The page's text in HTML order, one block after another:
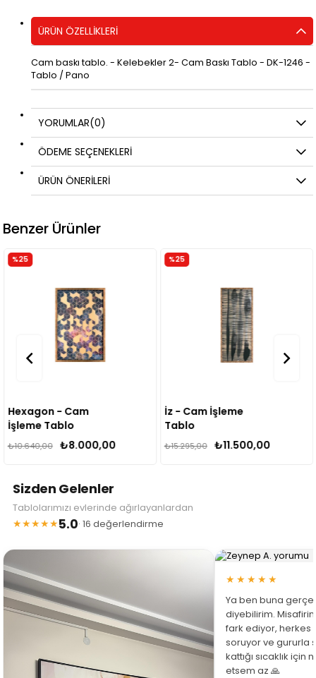
ÜRÜN ÖZELLIKLERI
Cam baskı tablo. - Kelebekler 2- Cam Baskı Tablo - DK-1246 -
Tablo / Pano
YORUMLAR(0)
ÖDEME SEÇENEKLERI
ÜRÜN ÖNERILERI
Benzer Ürünler
Hexagon - Cam
İşleme Tablo
₺8.000,00
₺10.640,00
%25
İz - Cam İşleme
Tablo
₺11.500,00
₺15.295,00
%25
Sizden Gelenler
Tablolarımızı evlerinde ağırlayanlardan
★★★★★5.0· 16 değerlendirme
★★★★★
Ya ben buna
diyebilirim.
fark ediyor, herkes
soruyor ve gururla
kattığı sıcaklık
etsem az 🙏